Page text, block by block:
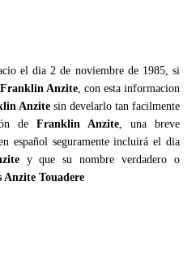
el dia 2 de noviembre de 1985, si
Franklin Anzite, con esta informacion
Anzite sin develarlo tan facilmente
de Franklin Anzite, una breve
español seguramente incluirá el dia
y que su nombre verdadero o
Touadere